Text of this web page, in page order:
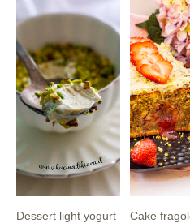
Dessert light yogurt
Cake